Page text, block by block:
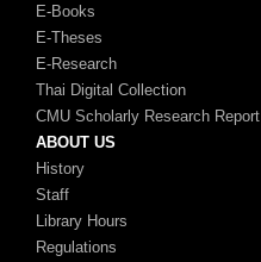
E-Books
E-Theses
E-Research
Thai Digital Collection
CMU Scholarly Research Report
ABOUT US
History
Staff
Library Hours
Regulations